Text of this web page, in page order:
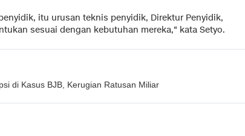
itu urusan teknis penyidik, Direktur Penyidik,
sesuai dengan kebutuhan mereka," kata Setyo.
di Kasus BJB, Kerugian Ratusan Miliar